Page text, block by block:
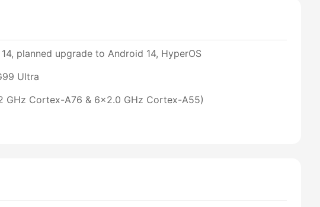
planned upgrade to Android 14, HyperOS
Ultra
GHz Cortex-A76 & 6x2.0 GHz Cortex-A55)